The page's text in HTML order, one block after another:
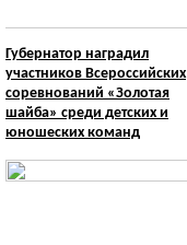
Губернатор наградил
участников Всероссийских
соревнований «Золотая
шайба» среди детских и
юношеских команд